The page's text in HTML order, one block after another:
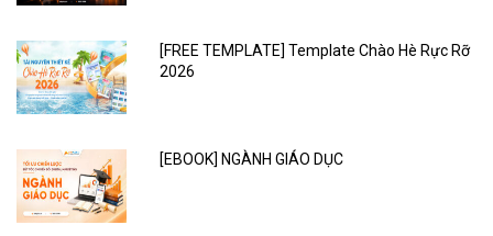
[FREE TEMPLATE] Template Chào Hè Rực Rỡ
2026
[EBOOK] NGÀNH GIÁO DỤC